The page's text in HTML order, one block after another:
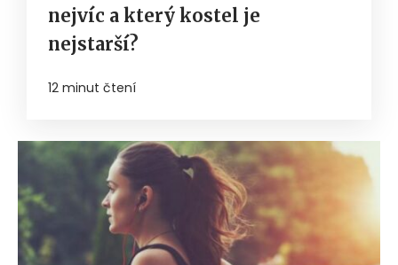
nejvíc a který kostel je
nejstarší?
12 minut čtení